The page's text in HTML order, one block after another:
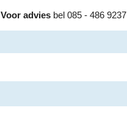
Voor advies bel 085 - 486 9237